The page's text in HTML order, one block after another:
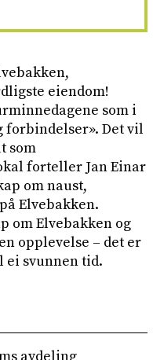
eiendom!
som i
forbindelser». Det vil
som
forteller Jan Einar
om naust,
Elvebakken.
om Elvebakken og
opplevelse – det er
ei svunnen tid.